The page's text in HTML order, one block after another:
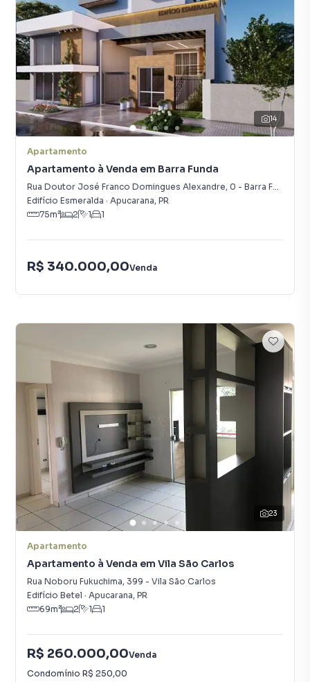
14
Apartamento
Apartamento à Venda em Barra Funda
Rua Doutor José Franco Domingues Alexandre, 0 - Barra Funda
Edifício Esmeralda · Apucarana, PR
75m² 2 1 1
R$ 340.000,00Venda
23
Apartamento
Apartamento à Venda em Vila São Carlos
Rua Noboru Fukuchima, 399 - Vila São Carlos
Edifício Betel · Apucarana, PR
69m² 2 1 1
R$ 260.000,00Venda
Condomínio R$ 250,00